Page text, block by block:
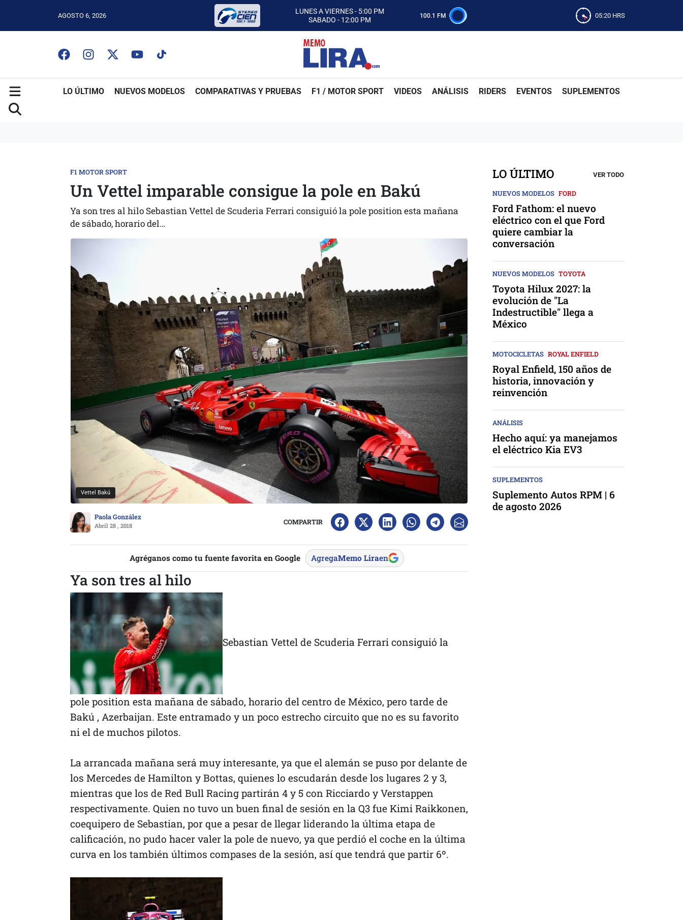
AGOSTO 6, 2026
LUNES A VIERNES - 5:00 PM
SABADO - 12:00 PM
ESCUCHA AUTOS AL CIEN
CON MEMO LIRA Y SU EQUIPO
LUNES A VIERNES - 5:00 PM
SABADO - 12:00 PM
100.1 FM 05:20 HRS
LO ÚLTIMO NUEVOS MODELOS COMPARATIVAS Y PRUEBAS F1 / MOTOR SPORT VIDEOS ANÁLISIS RIDERS EVENTOS SUPLEMENTOS
F1 MOTOR SPORT
Un Vettel imparable consigue la pole en Bakú
Ya son tres al hilo Sebastian Vettel de Scuderia Ferrari consiguió la pole position esta mañana
de sábado, horario del…
Vettel Bakú
Paola González
Abril 28 , 2018 COMPARTIR
Agréganos como tu fuente favorita en Google AgregaMemo Liraen
Ya son tres al hilo
Sebastian Vettel de Scuderia Ferrari consiguió la
pole position esta mañana de sábado, horario del centro de México, pero tarde de
Bakú , Azerbaijan. Este entramado y un poco estrecho circuito que no es su favorito
ni el de muchos pilotos.
La arrancada mañana será muy interesante, ya que el alemán se puso por delante de
los Mercedes de Hamilton y Bottas, quienes lo escudarán desde los lugares 2 y 3,
mientras que los de Red Bull Racing partirán 4 y 5 con Ricciardo y Verstappen
respectivamente. Quien no tuvo un buen final de sesión en la Q3 fue Kimi Raikkonen,
coequipero de Sebastian, por que a pesar de llegar liderando la última etapa de
calificación, no pudo hacer valer la pole de nuevo, ya que perdió el coche en la última
curva en los también últimos compases de la sesión, así que tendrá que partir 6º.
LO ÚLTIMO VER TODO
NUEVOS MODELOS FORD
Ford Fathom: el nuevo
eléctrico con el que Ford
quiere cambiar la
conversación
NUEVOS MODELOS TOYOTA
Toyota Hilux 2027: la
evolución de "La
Indestructible" llega a
México
MOTOCICLETAS ROYAL ENFIELD
Royal Enfield, 150 años de
historia, innovación y
reinvención
ANÁLISIS
Hecho aquí: ya manejamos
el eléctrico Kia EV3
SUPLEMENTOS
Suplemento Autos RPM | 6
de agosto 2026